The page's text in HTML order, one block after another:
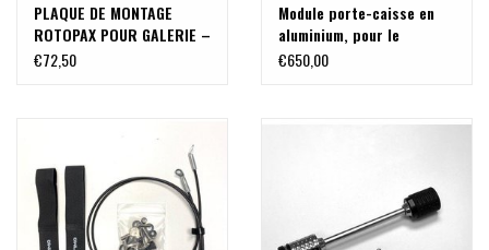
PLAQUE DE MONTAGE
ROTOPAX POUR GALERIE –
DE FRONT RUNNER
€72,50
Module porte-caisse en
aluminium, pour le
système de porte-
€650,00